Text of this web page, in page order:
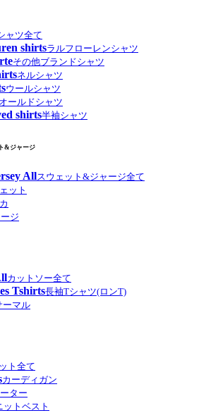
ャツ全て
shirtsラルフローレンシャツ
その他ブランドシャツ
ネルシャツ
ウールシャツ
オールドシャツ
shirts半袖シャツ
&ジャージ
Allスウェット&ジャージ全て
ット
ジ
カットソー全て
Tshirts長袖Tシャツ(ロンT)
ーマル
ト全て
カーディガン
ター
ットベスト